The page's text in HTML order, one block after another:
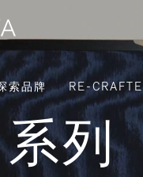
索品牌 RE-
列